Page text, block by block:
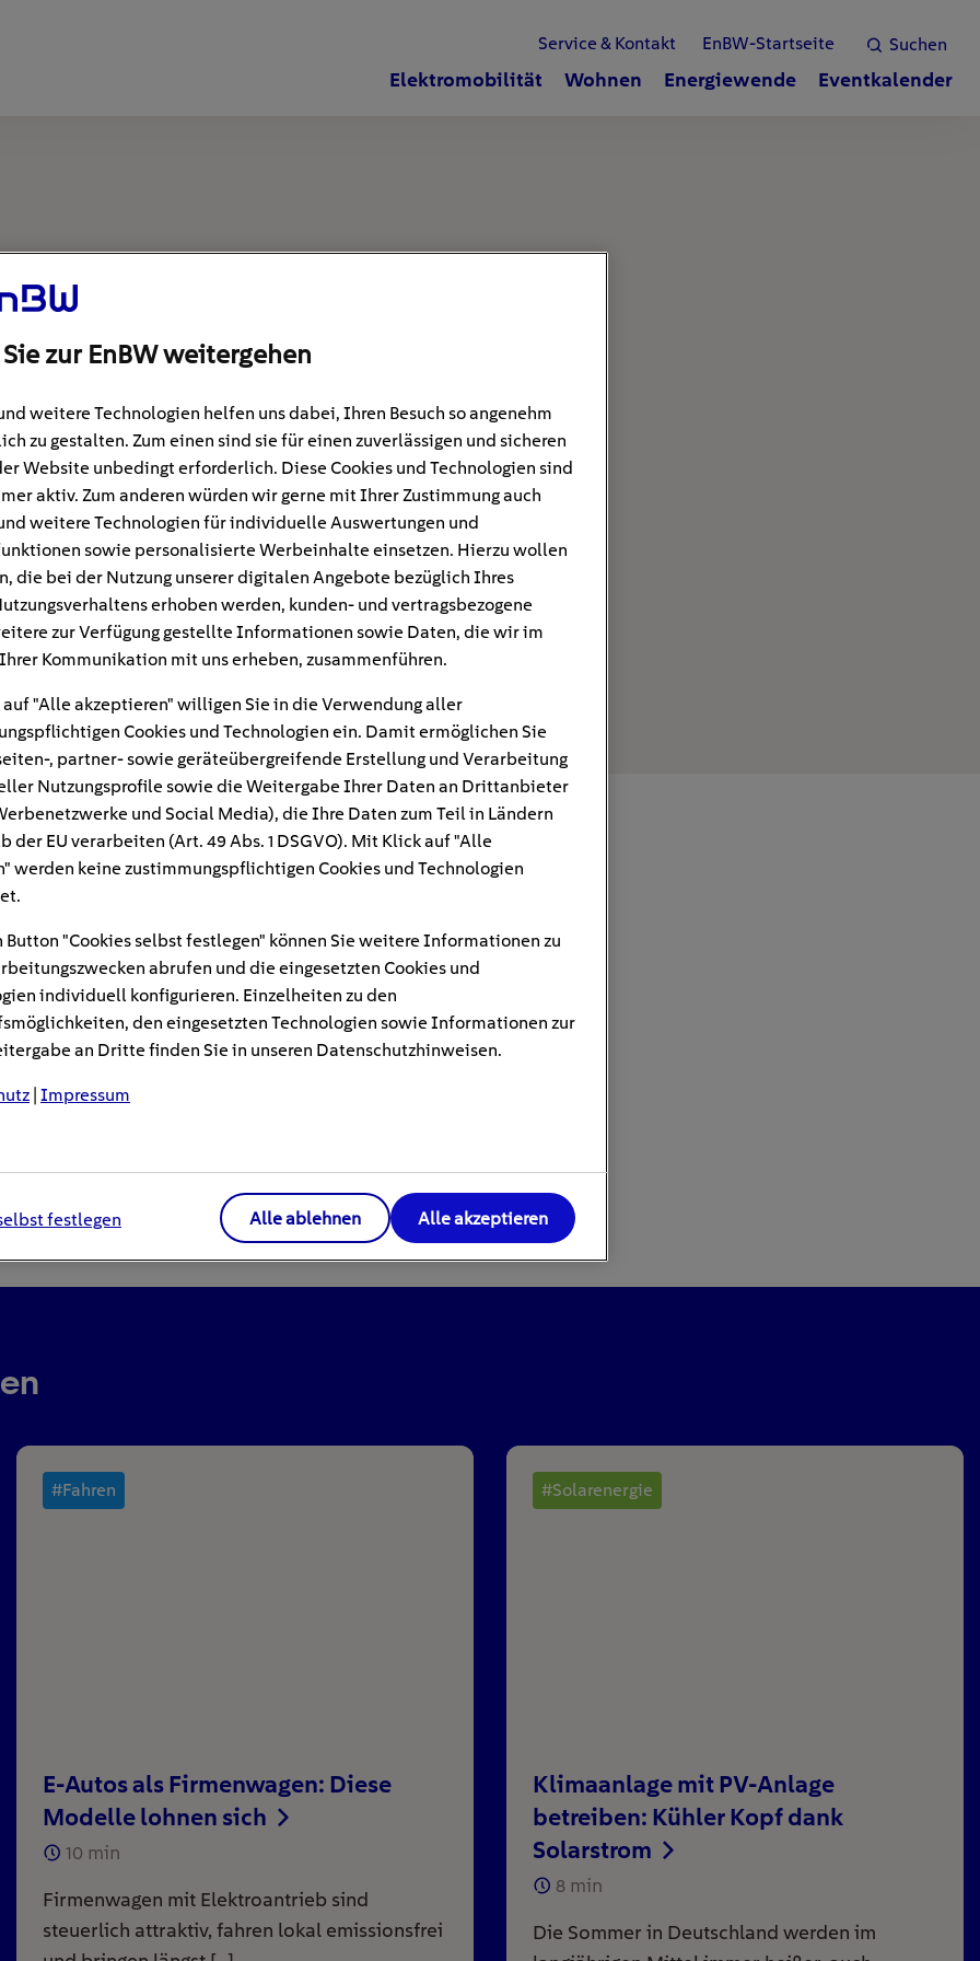
Suchen
Service & Kontakt EnBW-Startseite
Elektromobilität Wohnen Energiewende Eventkalender
#
#Fahren
E-Autos als Firmenwagen: Diese
Modelle lohnen sich
10 min
Firmenwagen mit Elektroantrieb sind
steuerlich attraktiv, fahren lokal emissionsfrei
#Solarenergie
Klimaanlage mit PV-Anlage
betreiben: Kühler Kopf dank
Solarstrom
8 min
Die Sommer in Deutschland werden im
zur EnBW weitergehen
weitere Technologien helfen uns dabei, Ihren Besuch so angenehm
zu gestalten. Zum einen sind sie für einen zuverlässigen und sicheren
Website unbedingt erforderlich. Diese Cookies und Technologien sind
aktiv. Zum anderen würden wir gerne mit Ihrer Zustimmung auch
weitere Technologien für individuelle Auswertungen und
sowie personalisierte Werbeinhalte einsetzen. Hierzu wollen
die bei der Nutzung unserer digitalen Angebote bezüglich Ihres
erhoben werden, kunden- und vertragsbezogene
zur Verfügung gestellte Informationen sowie Daten, die wir im
Kommunikation mit uns erheben, zusammenführen.
"Alle akzeptieren" willigen Sie in die Verwendung aller
Cookies und Technologien ein. Damit ermöglichen Sie
, partner- sowie geräteübergreifende Erstellung und Verarbeitung
Nutzungsprofile sowie die Weitergabe Ihrer Daten an Drittanbieter
und Social Media), die Ihre Daten zum Teil in Ländern
der EU verarbeiten (Art. 49 Abs. 1 DSGVO). Mit Klick auf "Alle
werden keine zustimmungspflichtigen Cookies und Technologien
Button "Cookies selbst festlegen" können Sie weitere Informationen zu
abrufen und die eingesetzten Cookies und
individuell konfigurieren. Einzelheiten zu den
den eingesetzten Technologien sowie Informationen zur
an Dritte finden Sie in unseren Datenschutzhinweisen.
| Impressum
festlegen Alle ablehnen Alle akzeptieren